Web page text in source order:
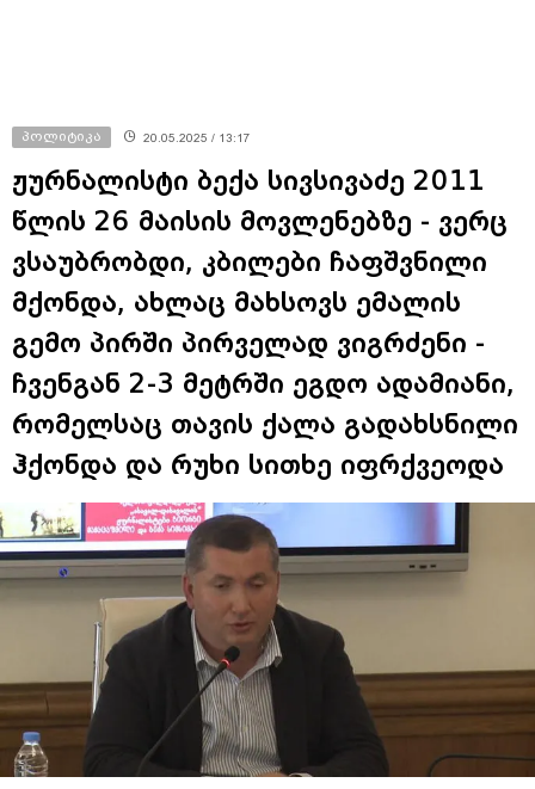
წლის 26 მაისის მოვლენებზე - ვერც
ვსაუბრობდი, კბილები ჩაფშვნილი
მქონდა, ახლაც მახსოვს ემალის
გემო პირში პირველად ვიგრძენი -
ჩვენგან 2-3 მეტრში ეგდო ადამიანი,
რომელსაც თავის ქალა გადახსნილი
ჰქონდა და რუხი სითხე იფრქვეოდა